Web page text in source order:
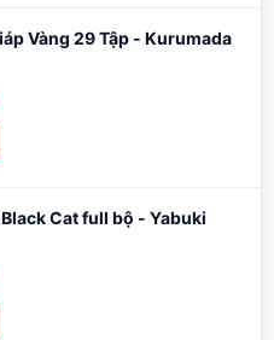
Vàng 29 Tập - Kurumada
Cat full bộ - Yabuki